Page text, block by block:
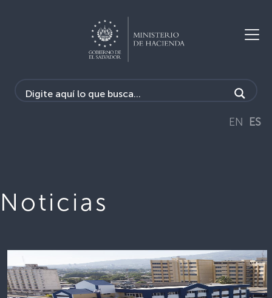
EN ES
Noticias